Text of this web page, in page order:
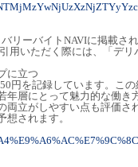
リーバイトNAVIに掲載さ
用いただく際には、「デリ
に立つ
円を記録しています。こ
層にとって魅力的な働き
立がしやすい点も評価さ
されます。